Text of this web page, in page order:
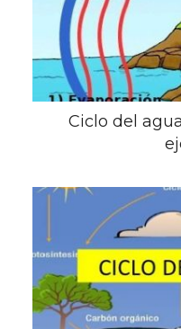
Ciclo del